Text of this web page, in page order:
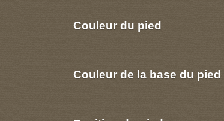
Couleur du pied
Couleur de la base du pied